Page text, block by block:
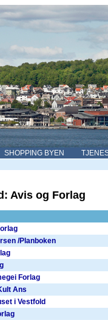
SHOPPING BYEN
Avis og Forlag
/Planboken
Forlag
Ans
i Vestfold